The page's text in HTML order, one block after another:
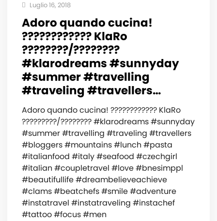
Luglio 16, 2018
Adoro quando cucina!
????????????‍ KlaRo
????????/????????
#klarodreams #sunnyday
#summer #travelling
#traveling #travellers…
Adoro quando cucina! ????????????‍ KlaRo
?????????/???????? #klarodreams #sunnyday
#summer #travelling #traveling #travellers
#bloggers #mountains #lunch #pasta
#italianfood #italy #seafood #czechgirl
#italian #coupletravel #love #bnesimppl
#beautifullife #dreambelieveachieve
#clams #beatchefs #smile #adventure
#instatravel #instatraveling #instachef
#tattoo #focus #men